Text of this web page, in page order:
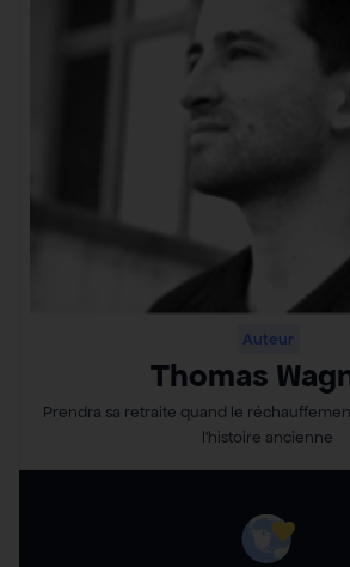
Auteur
Thomas
Prendra sa retraite quand le
l’histoire ancienne